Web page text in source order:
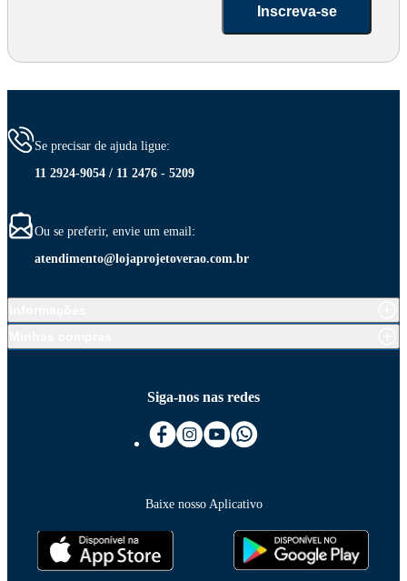
Inscreva-se
Se precisar de ajuda ligue:
11 2924-9054 / 11 2476 - 5209
Ou se preferir, envie um email:
atendimento@lojaprojetoverao.com.br
Siga-nos nas redes
Baixe nosso Aplicativo